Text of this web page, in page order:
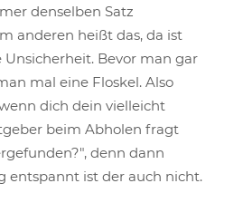
denselben Satz
anderen heißt das, da ist
Unsicherheit. Bevor man gar
mal eine Floskel. Also
dich dein vielleicht
beim Abholen fragt
denn dann
entspannt ist der auch nicht.